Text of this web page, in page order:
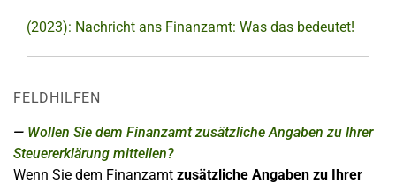
(2023): Nachricht ans Finanzamt: Was das bedeutet!
FELDHILFEN
Wollen Sie dem Finanzamt zusätzliche Angaben zu Ihrer
Steuererklärung mitteilen?
Wenn Sie dem Finanzamt zusätzliche Angaben zu Ihrer